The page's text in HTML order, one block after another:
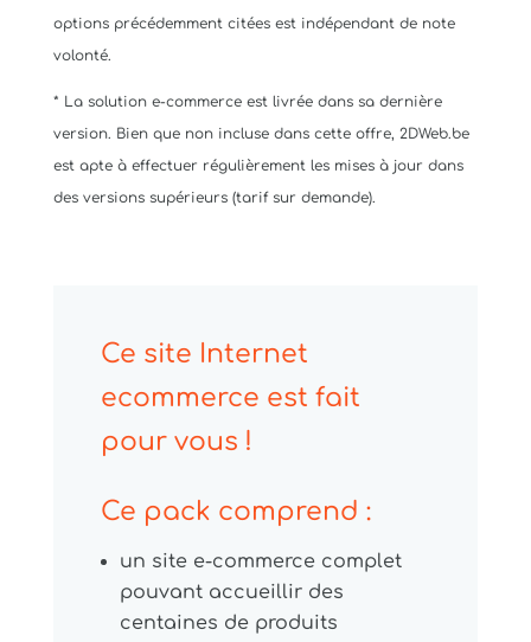
options précédemment citées est indépendant de note
volonté.
* La solution e-commerce est livrée dans sa dernière
version. Bien que non incluse dans cette offre, 2DWeb.be
est apte à effectuer régulièrement les mises à jour dans
des versions supérieurs (tarif sur demande).
Ce site Internet
ecommerce est fait
pour vous !
Ce pack comprend :
un site e-commerce complet
pouvant accueillir des
centaines de produits